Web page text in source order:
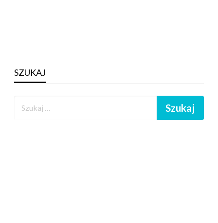
SZUKAJ